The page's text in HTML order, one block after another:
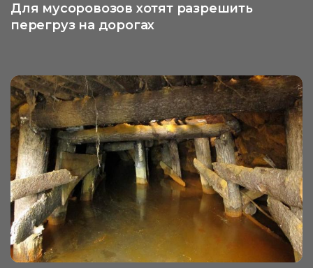
Для мусоровозов хотят разрешить
перегруз на дорогах